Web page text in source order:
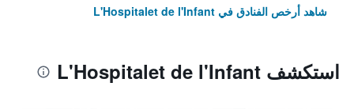
شاهد أرخص الفنادق في L'Hospitalet de l'Infant
استكشف L'Hospitalet de l'Infant